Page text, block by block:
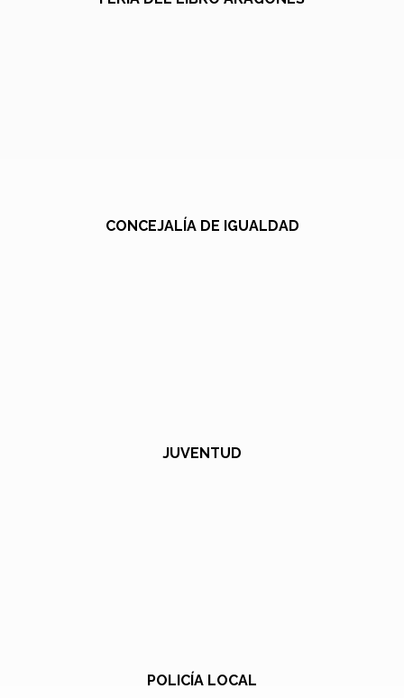
CONCEJALÍA DE IGUALDAD
JUVENTUD
POLICÍA LOCAL